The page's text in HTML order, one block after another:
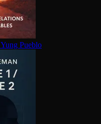
Yung Pueblo